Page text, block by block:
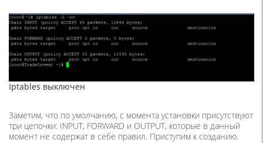
Iptables выключен
Заметим, что по умолчанию, с момента установки присутствуют
три цепочки: INPUT, FORWARD и OUTPUT, которые в данный
момент не содержат в себе правил. Приступим к созданию.